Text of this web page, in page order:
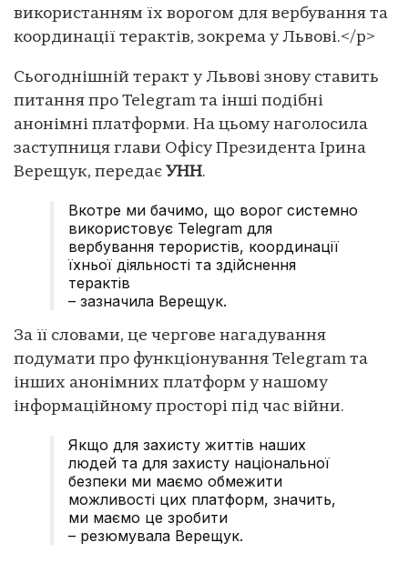
використанням їх ворогом для вербування та
координації терактів, зокрема у Львові.</p>
Сьогоднішній теракт у Львові знову ставить
питання про Telegram та інші подібні
анонімні платформи. На цьому наголосила
заступниця глави Офісу Президента Ірина
Верещук, передає УНН.
Вкотре ми бачимо, що ворог системно
використовує Telegram для
вербування терористів, координації
їхньої діяльності та здійснення
терактів
– зазначила Верещук.
За її словами, це чергове нагадування
подумати про функціонування Telegram та
інших анонімних платформ у нашому
інформаційному просторі під час війни.
Якщо для захисту життів наших
людей та для захисту національної
безпеки ми маємо обмежити
можливості цих платформ, значить,
ми маємо це зробити
– резюмувала Верещук.